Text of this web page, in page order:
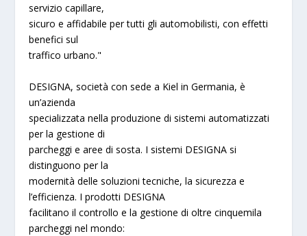
servizio capillare,
sicuro e affidabile per tutti gli automobilisti, con effetti
benefici sul
traffico urbano."
DESIGNA, società con sede a Kiel in Germania, è
un’azienda
specializzata nella produzione di sistemi automatizzati
per la gestione di
parcheggi e aree di sosta. I sistemi DESIGNA si
distinguono per la
modernità delle soluzioni tecniche, la sicurezza e
l’efficienza. I prodotti DESIGNA
facilitano il controllo e la gestione di oltre cinquemila
parcheggi nel mondo: